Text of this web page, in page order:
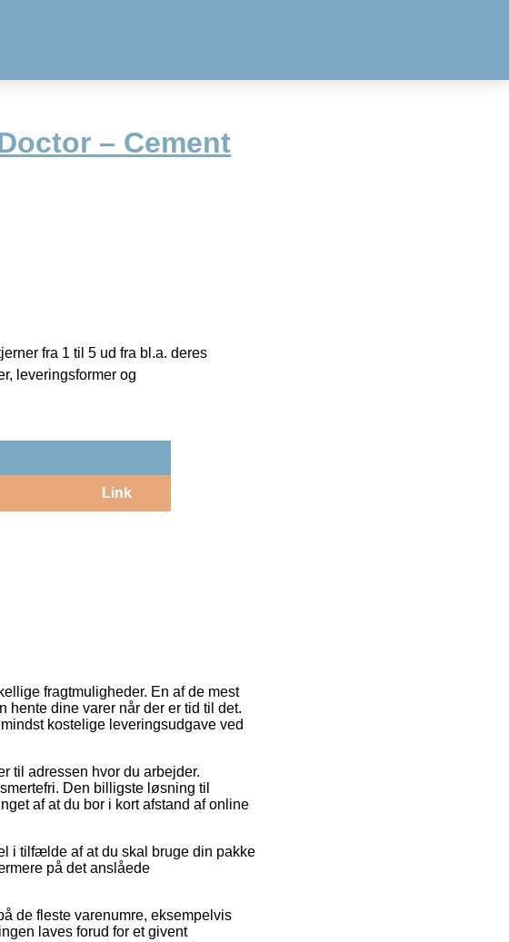
– Cement
fra 1 til 5 ud fra bl.a. deres
leveringsformer og
Link
fragtmuligheder. En af de mest
hente dine varer når der er tid til det.
kostelige leveringsudgave ved
til adressen hvor du arbejder.
Den billigste løsning til
af at du bor i kort afstand af online
i tilfælde af at du skal bruge din pakke
på det anslåede
de fleste varenumre, eksempelvis
laves forud for et givent